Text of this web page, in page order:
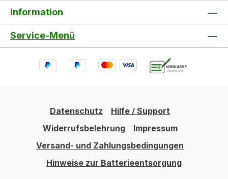
Information
Service-Menü
Datenschutz
Hilfe / Support
Widerrufsbelehrung
Impressum
Versand- und Zahlungsbedingungen
Hinweise zur Batterieentsorgung